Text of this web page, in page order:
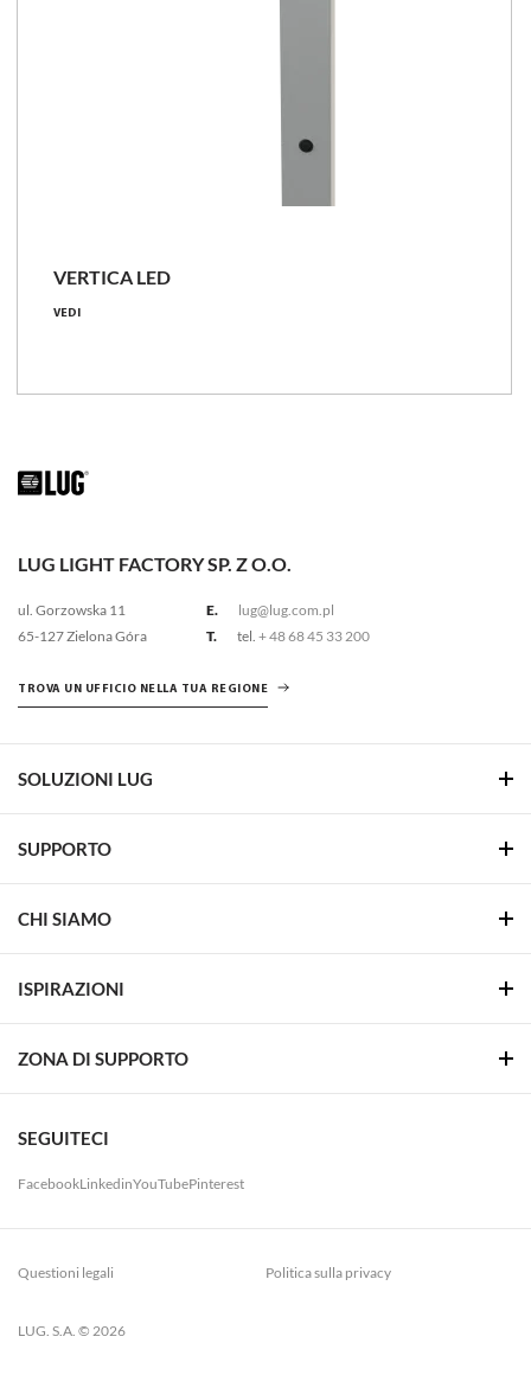
VERTICA LED
VEDI
LUG LIGHT FACTORY SP. Z O.O.
ul. Gorzowska 11
65-127 Zielona Góra
E.
lug@lug.com.pl
T.
tel. + 48 68 45 33 200
TROVA UN UFFICIO NELLA TUA REGIONE
SOLUZIONI LUG
SUPPORTO
CHI SIAMO
ISPIRAZIONI
ZONA DI SUPPORTO
SEGUITECI
FacebookLinkedinYouTubePinterest
LUG. S.A. © 2026
Questioni legali Politica sulla privacy